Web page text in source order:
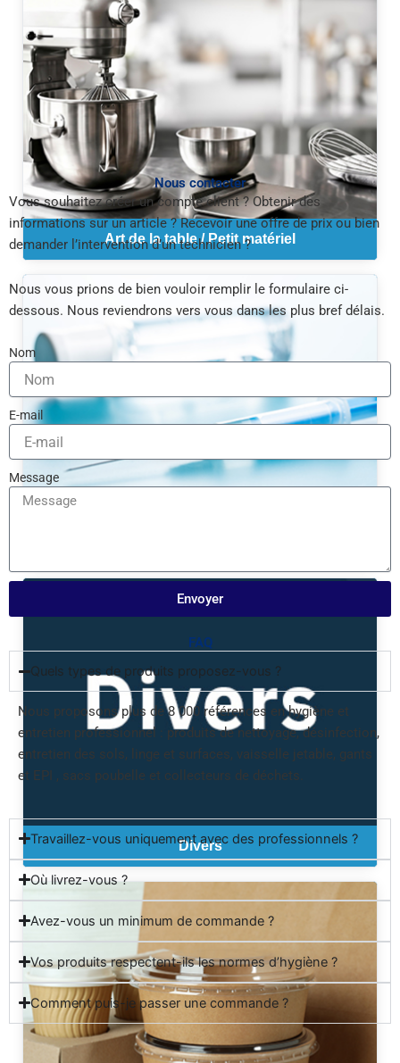
Art de la table / Petit matériel
Divers
Nous contacter
Vous souhaitez créer un compte client ? Obtenir des
informations sur un article ? Recevoir une offre de prix ou bien
demander l’intervention d’un technicien ?
Nous vous prions de bien vouloir remplir le formulaire ci-
dessous. Nous reviendrons vers vous dans les plus bref délais.
Nom
E-mail
Message
Envoyer
FAQ
Quels types de produits proposez-vous ?
Nous proposons plus de 8 000 références en hygiène et
entretien professionnel : produits de nettoyage, désinfection,
entretien des sols, linge et surfaces, vaisselle jetable, gants
et EPI , sacs poubelle et collecteurs de déchets.
Travaillez-vous uniquement avec des professionnels ?
Où livrez-vous ?
Avez-vous un minimum de commande ?
Vos produits respectent-ils les normes d’hygiène ?
Comment puis-je passer une commande ?